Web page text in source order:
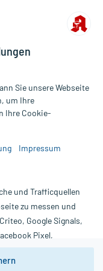
für
Arzt. Bitte
Webseite benutzt
Hinweise in
einer Bestellung
Sie unsere Webseite
um Ihre
Ihre Cookie-
Impressum
und Trafficquellen
zu messen und
Google Signals,
Pixel,